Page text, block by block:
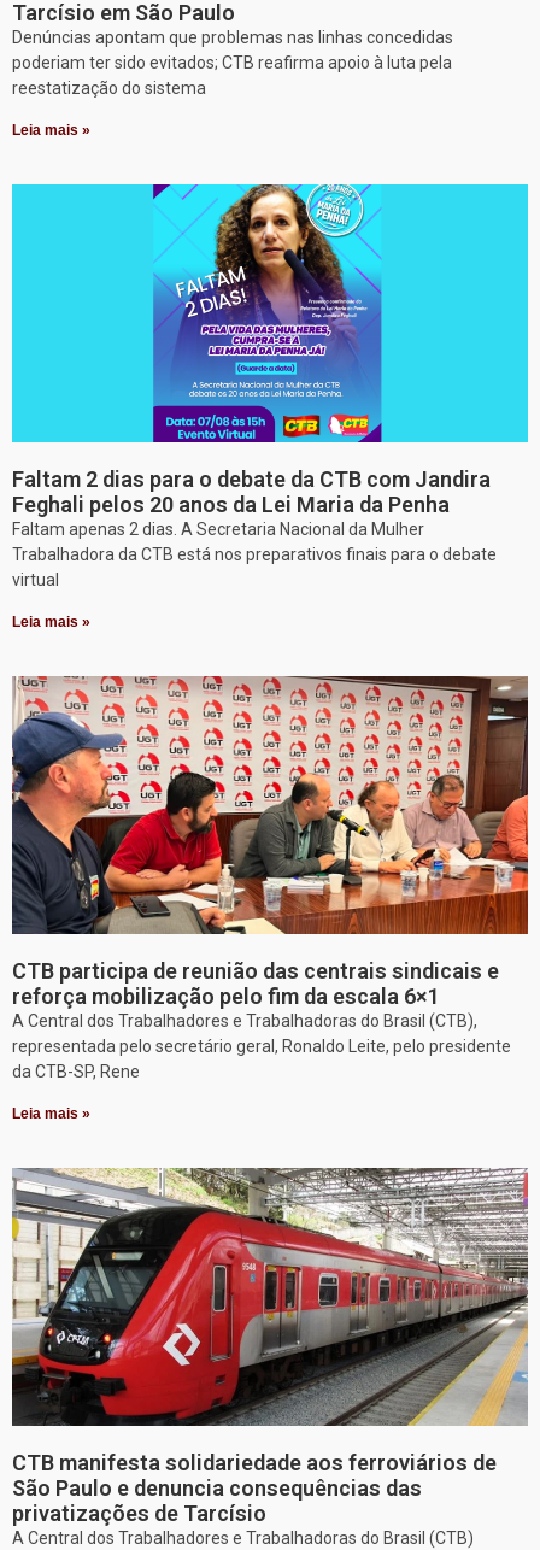
Tarcísio em São Paulo
Denúncias apontam que problemas nas linhas concedidas
poderiam ter sido evitados; CTB reafirma apoio à luta pela
reestatização do sistema
Leia mais »
Faltam 2 dias para o debate da CTB com Jandira
Feghali pelos 20 anos da Lei Maria da Penha
Faltam apenas 2 dias. A Secretaria Nacional da Mulher
Trabalhadora da CTB está nos preparativos finais para o debate
virtual
Leia mais »
CTB participa de reunião das centrais sindicais e
reforça mobilização pelo fim da escala 6×1
A Central dos Trabalhadores e Trabalhadoras do Brasil (CTB),
representada pelo secretário geral, Ronaldo Leite, pelo presidente
da CTB-SP, Rene
Leia mais »
CTB manifesta solidariedade aos ferroviários de
São Paulo e denuncia consequências das
privatizações de Tarcísio
A Central dos Trabalhadores e Trabalhadoras do Brasil (CTB)